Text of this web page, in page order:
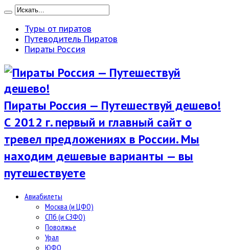
Туры от пиратов
Путеводитель Пиратов
Пираты Россия
Пираты Россия — Путешествуй дешево!
С 2012 г. первый и главный сайт о
тревел предложениях в России. Мы
находим дешевые варианты — вы
путешествуете
Авиабилеты
Москва (и ЦФО)
СПб (и СЗФО)
Поволжье
Урал
ЮФО